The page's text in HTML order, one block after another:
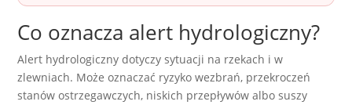
Co oznacza alert hydrologiczny?
Alert hydrologiczny dotyczy sytuacji na rzekach i w
zlewniach. Może oznaczać ryzyko wezbrań, przekroczeń
stanów ostrzegawczych, niskich przepływów albo suszy